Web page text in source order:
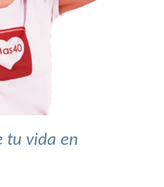
tu vida en